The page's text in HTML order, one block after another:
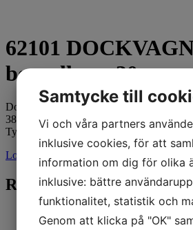
62101
bomullstyg 30 cm
Dockvagn med bomullstyg
38x30x38(60)cm
Tyget kan variera något, fråga när du
Logga in för pris
Relaterade produkter
Samtycke till
Vi och våra partners
inklusive cookies, för att
information om dig för olika
inklusive: bättre
funktionalitet, statistik och
Genom att klicka på "OK"